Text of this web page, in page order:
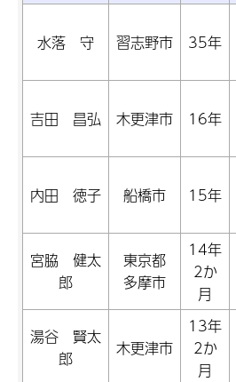
水落 守 習志野市 35年
吉田 昌弘 木更津市 16年
内田 徳子 船橋市 15年
宮脇 健太
郎
東京都
多摩市
14年
2か
月
湯谷 賢太
郎
木更津市
13年
2か
月